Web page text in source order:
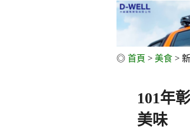
◎ 首頁 > 美食 >
101年
美味